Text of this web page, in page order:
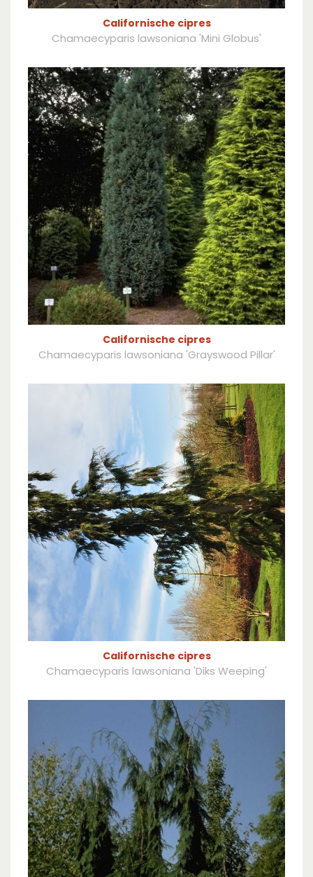
Californische cipres
Chamaecyparis lawsoniana 'Mini Globus'
Californische cipres
Chamaecyparis lawsoniana 'Grayswood Pillar'
Californische cipres
Chamaecyparis lawsoniana 'Diks Weeping'